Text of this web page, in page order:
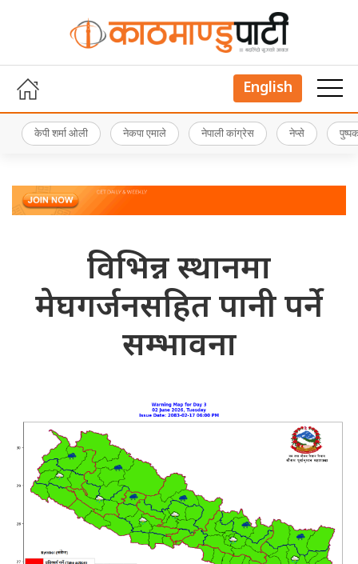
English
केपी शर्मा ओली नेकपा एमाले नेपाली कांग्रेस नेप्से
विभिन्न स्थानमा
मेघगर्जनसहित पानी पर्ने
सम्भावना